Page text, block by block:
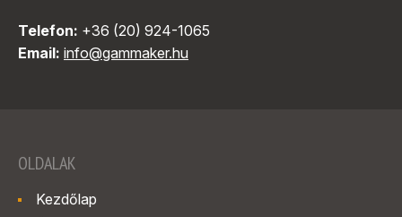
Telefon: +36 (20) 924-1065
Email: info@gammaker.hu
OLDALAK
Kezdőlap